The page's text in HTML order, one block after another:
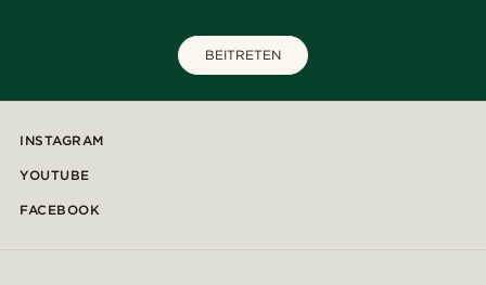
BEITRETEN
INSTAGRAM
YOUTUBE
FACEBOOK